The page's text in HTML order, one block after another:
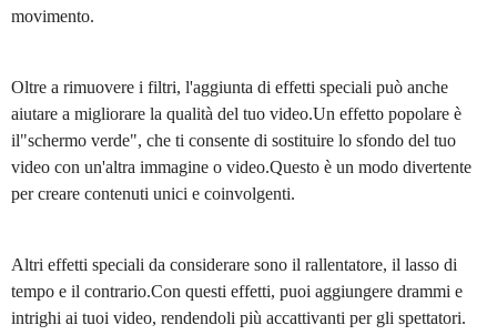
movimento.
Oltre a rimuovere i filtri, l'aggiunta di effetti speciali può anche
aiutare a migliorare la qualità del tuo video.Un effetto popolare è
il"schermo verde", che ti consente di sostituire lo sfondo del tuo
video con un'altra immagine o video.Questo è un modo divertente
per creare contenuti unici e coinvolgenti.
Altri effetti speciali da considerare sono il rallentatore, il lasso di
tempo e il contrario.Con questi effetti, puoi aggiungere drammi e
intrighi ai tuoi video, rendendoli più accattivanti per gli spettatori.